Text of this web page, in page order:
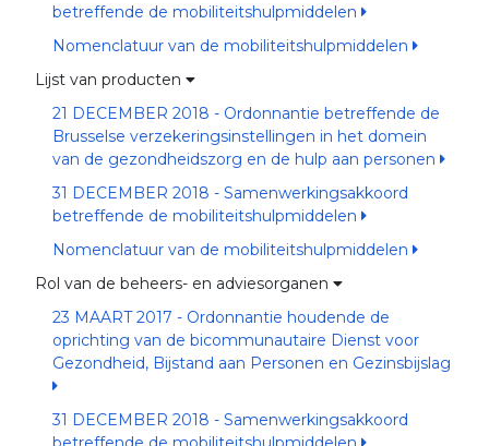
betreffende de mobiliteitshulpmiddelen
Nomenclatuur van de mobiliteitshulpmiddelen
Lijst van producten
21 DECEMBER 2018 - Ordonnantie betreffende de
Brusselse verzekeringsinstellingen in het domein
van de gezondheidszorg en de hulp aan personen
31 DECEMBER 2018 - Samenwerkingsakkoord
betreffende de mobiliteitshulpmiddelen
Nomenclatuur van de mobiliteitshulpmiddelen
Rol van de beheers- en adviesorganen
23 MAART 2017 - Ordonnantie houdende de
oprichting van de bicommunautaire Dienst voor
Gezondheid, Bijstand aan Personen en Gezinsbijslag
31 DECEMBER 2018 - Samenwerkingsakkoord